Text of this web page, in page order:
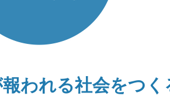
報われる社会をつく